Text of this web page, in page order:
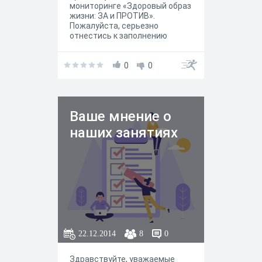
мониторинге «Здоровый образ
жизни: ЗА и ПРОТИВ».
Пожалуйста, серьезно
отнестись к заполнению
с Вашим мнением.
0 0
Ваше мнение о
наших занятиях
22.12.2014 8 0
Здравствуйте, уважаемые